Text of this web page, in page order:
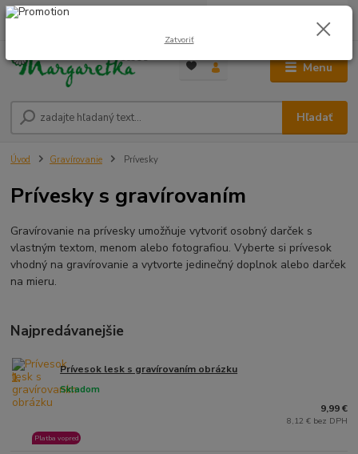
Menu
Hľadať
0948 236 042
0,00 €
Úvod Gravírovanie Prívesky
Prívesky s gravírovaním
Gravírovanie na prívesky umožňuje vytvoriť osobný darček s
vlastným textom, menom alebo fotografiou. Vyberte si prívesok
vhodný na gravírovanie a vytvorte jedinečný doplnok alebo darček
na mieru.
Najpredávanejšie
1. Prívesok lesk s gravírovaním obrázku
Skladom
Platba vopred
9,99 €
8,12 € bez DPH
Zatvoriť